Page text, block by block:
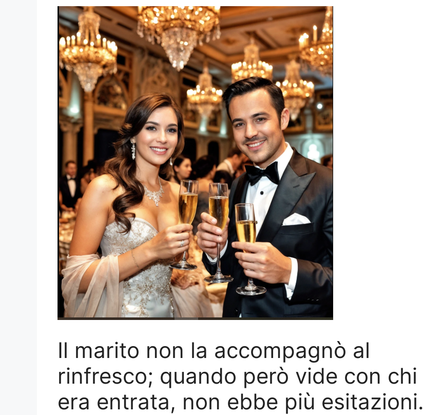
Il marito non la accompagnò al
rinfresco; quando però vide con chi
era entrata, non ebbe più esitazioni.